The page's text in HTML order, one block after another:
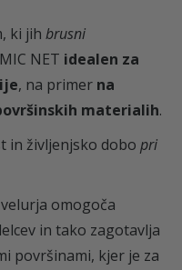
ki jih brusni
NET idealen za
, na primer na
materialih.
in življenjsko dobo pri
omogoča
in tako zagotavlja
površinami, kjer je za